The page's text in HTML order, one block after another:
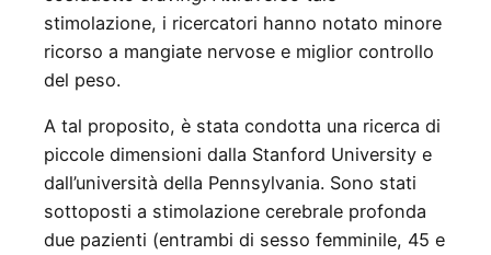
stimolazione, i ricercatori hanno notato minore
ricorso a mangiate nervose e miglior controllo
del peso.
A tal proposito, è stata condotta una ricerca di
piccole dimensioni dalla Stanford University e
dall’università della Pennsylvania. Sono stati
sottoposti a stimolazione cerebrale profonda
due pazienti (entrambi di sesso femminile, 45 e